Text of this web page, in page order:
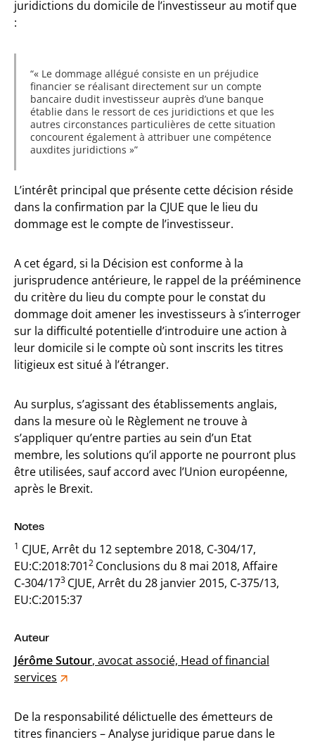
juridictions du domicile de l’investisseur au motif que
:
« Le dommage allégué consiste en un préjudice
financier se réalisant directement sur un compte
bancaire dudit investisseur auprès d’une banque
établie dans le ressort de ces juridictions et que les
autres circonstances particulières de cette situation
concourent également à attribuer une compétence
auxdites juridictions »
L’intérêt principal que présente cette décision réside
dans la confirmation par la CJUE que le lieu du
dommage est le compte de l’investisseur.
A cet égard, si la Décision est conforme à la
jurisprudence antérieure, le rappel de la prééminence
du critère du lieu du compte pour le constat du
dommage doit amener les investisseurs à s’interroger
sur la difficulté potentielle d’introduire une action à
leur domicile si le compte où sont inscrits les titres
litigieux est situé à l’étranger.
Au surplus, s’agissant des établissements anglais,
dans la mesure où le Règlement ne trouve à
s’appliquer qu’entre parties au sein d’un Etat
membre, les solutions qu’il apporte ne pourront plus
être utilisées, sauf accord avec l’Union européenne,
après le Brexit.
Notes
1 CJUE, Arrêt du 12 septembre 2018, C-304/17,
EU:C:2018:7012 Conclusions du 8 mai 2018, Affaire
C‑304/173 CJUE, Arrêt du 28 janvier 2015, C‑375/13,
EU:C:2015:37
Auteur
Jérôme Sutour, avocat associé, Head of financial
services
De la responsabilité délictuelle des émetteurs de
titres financiers – Analyse juridique parue dans le